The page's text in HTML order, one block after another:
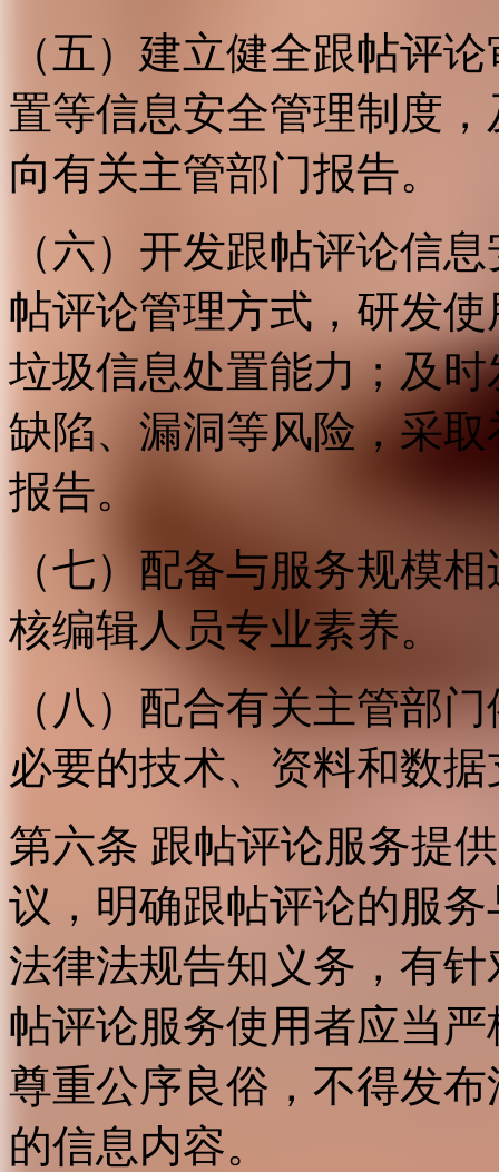
（五）建立健全跟帖评
置等信息安全管理制度
向有关主管部门报告。
（六）开发跟帖评论信
帖评论管理方式，研发
垃圾信息处置能力；及
缺陷、漏洞等风险，采
报告。
（七）配备与服务规模
核编辑人员专业素养。
（八）配合有关主管部
必要的技术、资料和数
第六条 跟帖评论服务提
议，明确跟帖评论的服
法律法规告知义务，有
帖评论服务使用者应当
尊重公序良俗，不得发
的信息内容。